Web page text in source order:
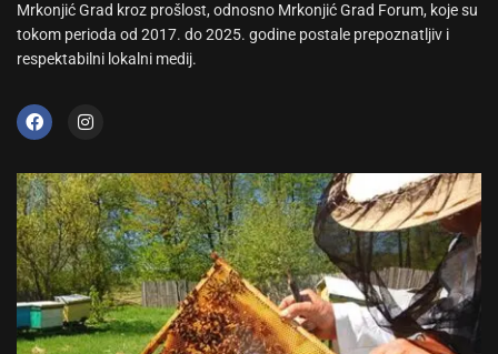
Mrkonjić Grad kroz prošlost, odnosno Mrkonjić Grad Forum, koje su
tokom perioda od 2017. do 2025. godine postale prepoznatljiv i
respektabilni lokalni medij.